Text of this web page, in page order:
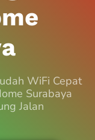
WiFi Cepat
Surabaya
Jalan